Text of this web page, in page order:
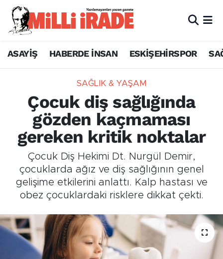
ASAYİŞ HABERDE İNSAN ESKİŞEHİRSPOR
SAĞLIK & YAŞAM
Çocuk diş sağlığında
gözden kaçmaması
gereken kritik noktalar
Çocuk Diş Hekimi Dt. Nurgül Demir,
çocuklarda ağız ve diş sağlığının genel
gelişime etkilerini anlattı. Kalp hastası ve
obez çocuklardaki risklere dikkat çekti.